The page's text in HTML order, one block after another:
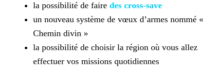
la possibilité de faire des cross-save
un nouveau système de vœux d’armes nommé «
Chemin divin »
la possibilité de choisir la région où vous allez
effectuer vos missions quotidiennes